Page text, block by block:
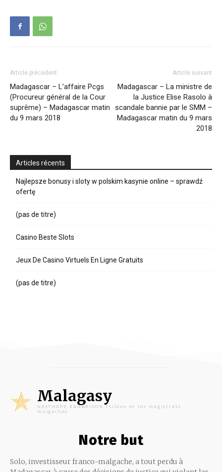
Article précédent
Madagascar – L’affaire Pcgs
(Procureur général de la Cour
suprême) – Madagascar matin
du 9 mars 2018
Article suivant
Madagascar – La ministre de
la Justice Elise Rasolo à
scandale bannie par le SMM –
Madagascar matin du 9 mars
2018
Articles récents
Najlepsze bonusy i sloty w polskim kasynie online – sprawdź
ofertę
(pas de titre)
Casino Beste Slots
Jeux De Casino Virtuels En Ligne Gratuits
(pas de titre)
Malagasy
NEXTHOPE RANARISON Tsilavo et les magistrats
malgaches
Notre but
Solo, investisseur franco-malgache, a tout perdu à